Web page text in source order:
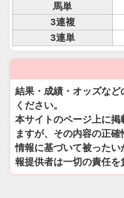
馬単
3連複
3連単
結果・成績・オッズな
ください。
本サイトのページ上に
ますが、その内容の正
情報に基づいて被った
報提供者は一切の責任を